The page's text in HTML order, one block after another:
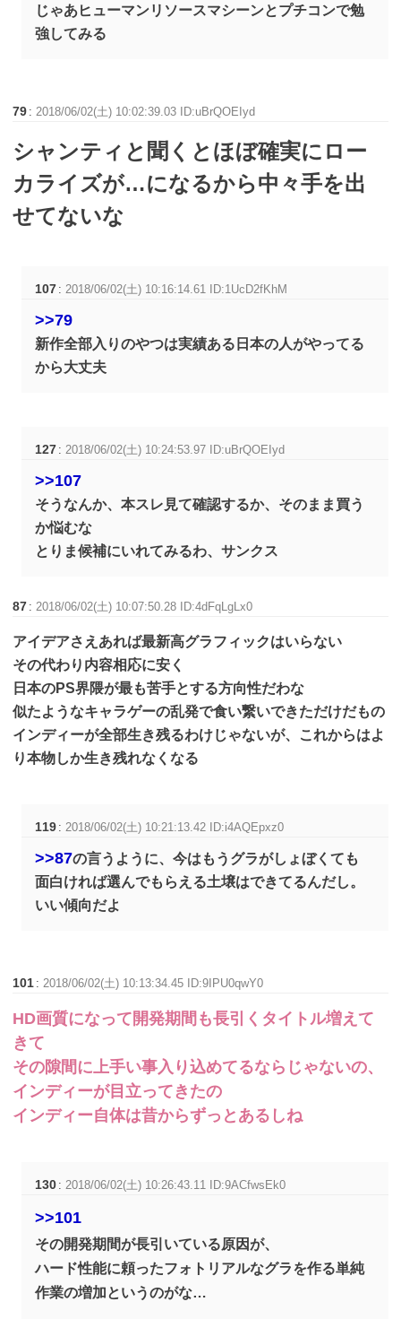
じゃあヒューマンリソースマシーンとプチコンで勉
強してみる
79 :2018/06/02(土) 10:02:39.03 ID:uBrQOEIyd
シャンティと聞くとほぼ確実にロー
カライズが…になるから中々手を出
せてないな
107 :2018/06/02(土) 10:16:14.61 ID:1UcD2fKhM
>>79
新作全部入りのやつは実績ある日本の人がやってる
から大丈夫
127 :2018/06/02(土) 10:24:53.97 ID:uBrQOEIyd
>>107
そうなんか、本スレ見て確認するか、そのまま買う
か悩むな
とりま候補にいれてみるわ、サンクス
87 :2018/06/02(土) 10:07:50.28 ID:4dFqLgLx0
アイデアさえあれば最新高グラフィックはいらない
その代わり内容相応に安く
日本のPS界隈が最も苦手とする方向性だわな
似たようなキャラゲーの乱発で食い繋いできただけだもの
インディーが全部生き残るわけじゃないが、これからはよ
り本物しか生き残れなくなる
119 :2018/06/02(土) 10:21:13.42 ID:i4AQEpxz0
>>87の言うように、今はもうグラがしょぼくても
面白ければ選んでもらえる土壌はできてるんだし。
いい傾向だよ
101 :2018/06/02(土) 10:13:34.45 ID:9IPU0qwY0
HD画質になって開発期間も長引くタイトル増えて
きて
その隙間に上手い事入り込めてるならじゃないの、
インディーが目立ってきたの
インディー自体は昔からずっとあるしね
130 :2018/06/02(土) 10:26:43.11 ID:9ACfwsEk0
>>101
その開発期間が長引いている原因が、
ハード性能に頼ったフォトリアルなグラを作る単純
作業の増加というのがな…